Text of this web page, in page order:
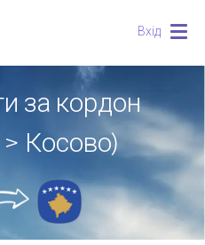
Вхід
за кордон
Косово)